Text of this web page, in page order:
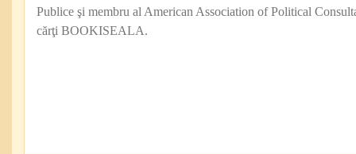
Publice şi membru al American Association of Political
cărţi BOOKISEALA.